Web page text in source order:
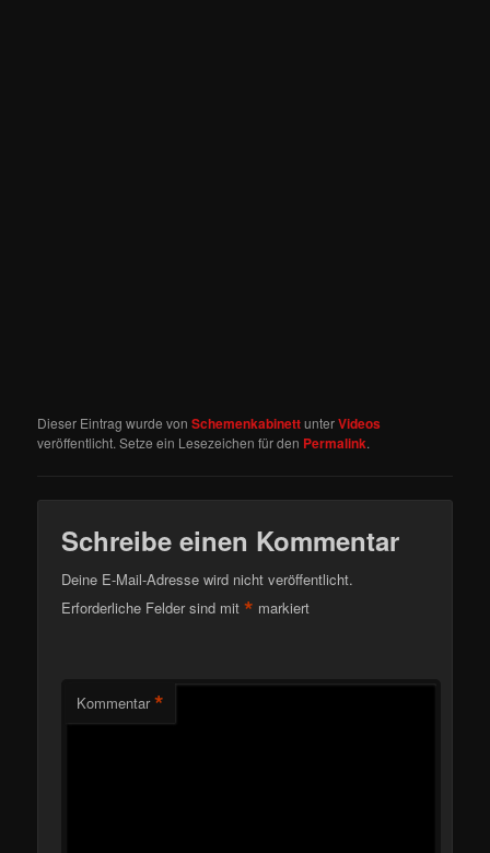
Dieser Eintrag wurde vonSchemenkabinettunterVideos
veröffentlicht. Setze ein Lesezeichen für den Permalink.
Schreibe einen Kommentar
Deine E-Mail-Adresse wird nicht veröffentlicht.
Erforderliche Felder sind mit* markiert
Kommentar *